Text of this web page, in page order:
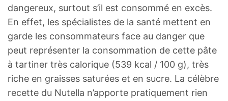
dangereux, surtout s’il est consommé en excès.
En effet, les spécialistes de la santé mettent en
garde les consommateurs face au danger que
peut représenter la consommation de cette pâte
à tartiner très calorique (539 kcal / 100 g), très
riche en graisses saturées et en sucre. La célèbre
recette du Nutella n’apporte pratiquement rien